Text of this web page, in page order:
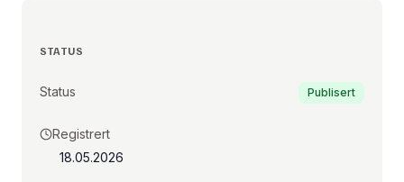
STATUS
Status Publisert
Registrert
18.05.2026